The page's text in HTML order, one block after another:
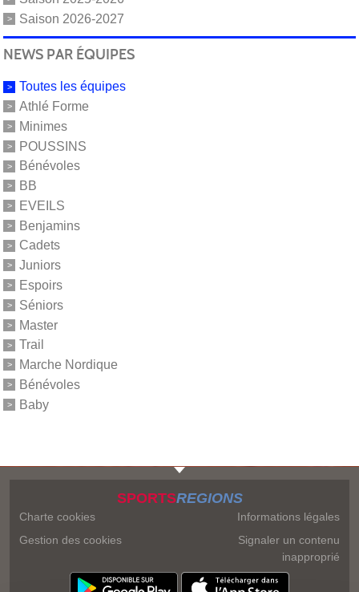
Saison 2026-2027
NEWS PAR ÉQUIPES
Toutes les équipes
Athlé Forme
Minimes
POUSSINS
Bénévoles
BB
EVEILS
Benjamins
Cadets
Juniors
Espoirs
Séniors
Master
Trail
Marche Nordique
Bénévoles
Baby
SPORTSREGIONS
Charte cookies
Gestion des cookies
Informations légales
Signaler un contenu
inapproprié